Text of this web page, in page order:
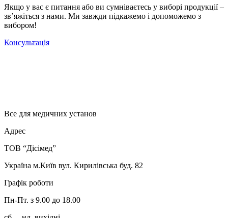
Якщо у вас є питання або ви сумніваєтесь у виборі продукції –
зв’яжіться з нами. Ми завжди підкажемо і допоможемо з
вибором!
Консультація
Все для медичних установ
Адрес
ТОВ “Дісімед”
Україна м.Київ вул. Кирилівська буд. 82
Графік роботи
Пн-Пт. з 9.00 до 18.00